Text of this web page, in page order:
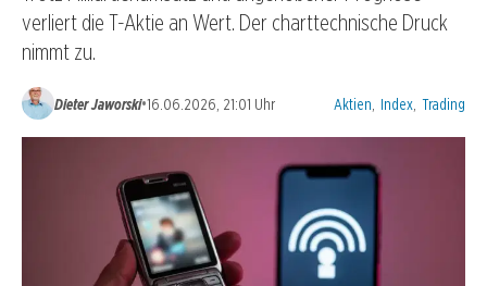
verliert die T-Aktie an Wert. Der charttechnische Druck
nimmt zu.
Dieter Jaworski•16.06.2026, 21:01 Uhr Kategorien:
Aktien Index Trading